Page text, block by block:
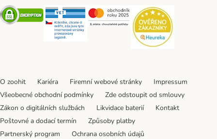
Security Security Security
O zoohit Kariéra Firemní webové stránky
Impressum
Všeobecné obchodní podmínky
Zde odstoupit od smlouvy
Zákon o digitálních službách
Likvidace baterií
Kontakt
Poštovné a dodací termín
Způsoby platby
Partnerský program
Ochrana osobních údajů